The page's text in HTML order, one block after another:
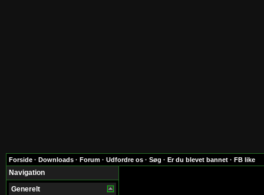
Forside · Downloads · Forum · Udfordre os · Søg · Er du blevet bannet · FB like
Navigation
Generelt